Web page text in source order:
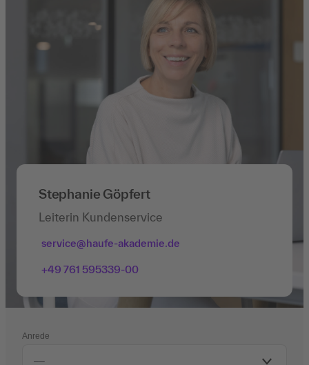
Stephanie Göpfert
Leiterin Kundenservice
service@haufe-akademie.de
+49 761 595339-00
Anrede